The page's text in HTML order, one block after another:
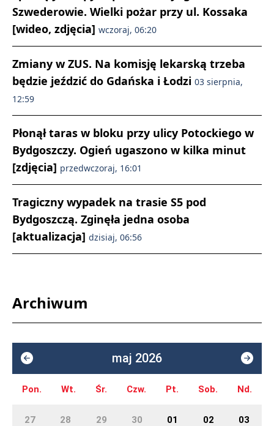
Szwederowie. Wielki pożar przy ul. Kossaka
[wideo, zdjęcia] wczoraj, 06:20
Zmiany w ZUS. Na komisję lekarską trzeba
będzie jeździć do Gdańska i Łodzi 03 sierpnia,
12:59
Płonął taras w bloku przy ulicy Potockiego w
Bydgoszczy. Ogień ugaszono w kilka minut
[zdjęcia] przedwczoraj, 16:01
Tragiczny wypadek na trasie S5 pod
Bydgoszczą. Zginęła jedna osoba
[aktualizacja] dzisiaj, 06:56
Archiwum
maj 2026
Pon. Wt. Śr. Czw. Pt. Sob. Nd.
27 28 29 30 01 02 03